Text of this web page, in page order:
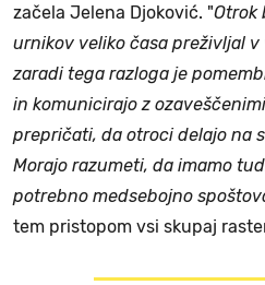
začela Jelena Djoković. "Otrok
urnikov veliko časa preživljal
zaradi tega razloga je
in komunicirajo z
prepričati, da otroci delajo na
Morajo razumeti, da imamo
potrebno medsebojno
tem pristopom vsi skupaj